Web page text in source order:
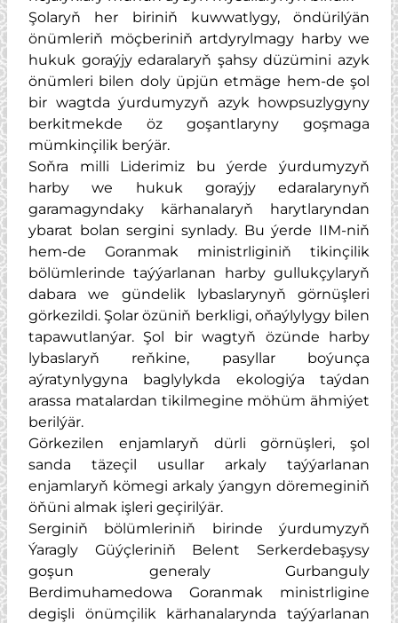
Şolaryň her biriniň kuwwatlygy, öndürilýän
önümleriň möçberiniň artdyrylmagy harby we
hukuk goraýjy edaralaryň şahsy düzümini azyk
önümleri bilen doly üpjün etmäge hem-de şol
bir wagtda ýurdumyzyň azyk howpsuzlygyny
berkitmekde öz goşantlaryny goşmaga
mümkinçilik berýär.
Soňra milli Liderimiz bu ýerde ýurdumyzyň
harby we hukuk goraýjy edaralarynyň
garamagyndaky kärhanalaryň harytlaryndan
ybarat bolan sergini synlady. Bu ýerde IIM-niň
hem-de Goranmak ministrliginiň tikinçilik
bölümlerinde taýýarlanan harby gullukçylaryň
dabara we gündelik lybaslarynyň görnüşleri
görkezildi. Şolar özüniň berkligi, oňaýlylygy bilen
tapawutlanýar. Şol bir wagtyň özünde harby
lybaslaryň reňkine, pasyllar boýunça
aýratynlygyna baglylykda ekologiýa taýdan
arassa matalardan tikilmegine möhüm ähmiýet
berilýär.
Görkezilen enjamlaryň dürli görnüşleri, şol
sanda täzeçil usullar arkaly taýýarlanan
enjamlaryň kömegi arkaly ýangyn döremeginiň
öňüni almak işleri geçirilýär.
Serginiň bölümleriniň birinde ýurdumyzyň
Ýaragly Güýçleriniň Belent Serkerdebaşysy
goşun generaly Gurbanguly
Berdimuhamedowa Goranmak ministrligine
degişli önümçilik kärhanalarynda taýýarlanan